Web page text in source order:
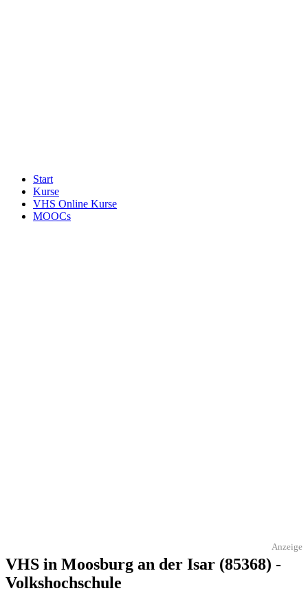
Start
Kurse
VHS Online Kurse
MOOCs
Anzeige
VHS in Moosburg an der Isar (85368) -
Volkshochschule